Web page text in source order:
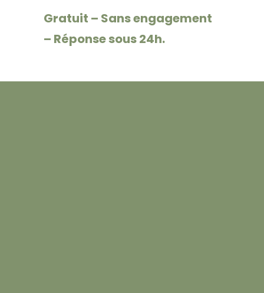
Gratuit – Sans engagement
– Réponse sous 24h.